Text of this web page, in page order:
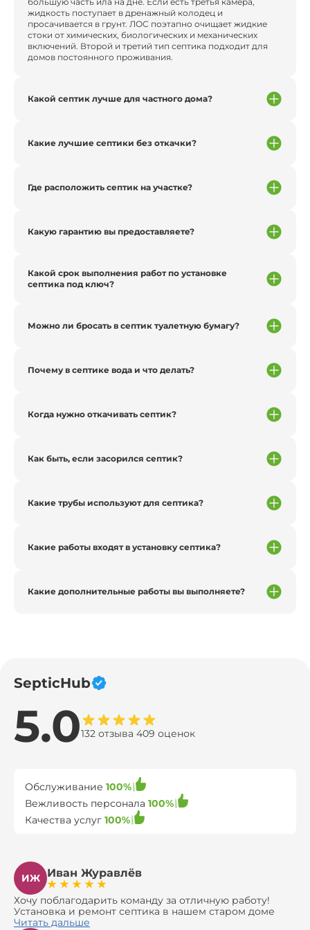
жидкость поступает в дренажный колодец и
просачивается в грунт. ЛОС поэтапно очищает жидкие
стоки от химических, биологических и механических
включений. Второй и третий тип септика подходит для
домов постоянного проживания.
Какой септик лучше для частного дома?
Какие лучшие септики без откачки?
Где расположить септик на участке?
Какую гарантию вы предоставляете?
Какой срок выполнения работ по установке
септика под ключ?
Можно ли бросать в септик туалетную бумагу?
Почему в септике вода и что делать?
Когда нужно откачивать септик?
Как быть, если засорился септик?
Какие трубы используют для септика?
Какие работы входят в установку септика?
Какие дополнительные работы вы выполняете?
SepticHub
5.0132 отзыва 409 оценок
Обслуживание 100%
Вежливость персонала 100%
Качества услуг 100%
ИЖ Иван Журавлёв
Хочу поблагодарить команду за отличную работу!
Установка и ремонт септика в нашем старом доме
оказались сложной задачей, но ребята справились на
Читать дальше